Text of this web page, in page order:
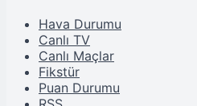
Hava Durumu
Canlı TV
Canlı Maçlar
Fikstür
Puan Durumu